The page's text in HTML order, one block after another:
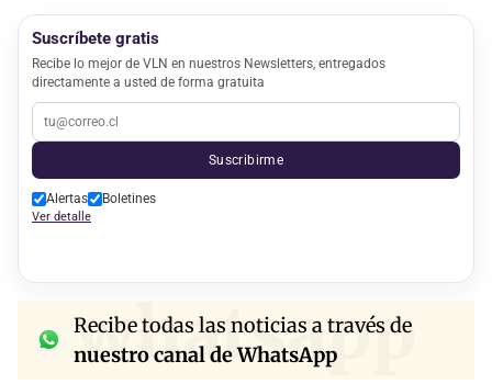
Suscríbete gratis
Recibe lo mejor de VLN en nuestros Newsletters, entregados
directamente a usted de forma gratuita
Suscribirme
Alertas Boletines
Ver detalle
whatsapp
Recibe todas las noticias a través de
nuestro canal de WhatsApp